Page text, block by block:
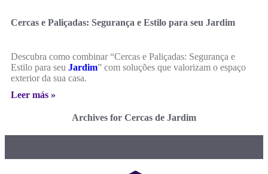
Cercas e Paliçadas: Segurança e Estilo para seu Jardim
Descubra como combinar “Cercas e Paliçadas: Segurança e
Estilo para seu Jardim” com soluções que valorizam o espaço
exterior da sua casa.
Leer más »
Archives for Cercas de Jardim